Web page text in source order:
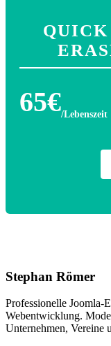
QUICK
65€/Lebenszeit
Stephan Römer
Professionelle Joomla-
Webentwicklung.
Unternehmen, Vereine